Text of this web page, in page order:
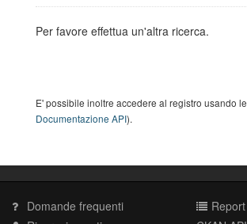
Per favore effettua un'altra ricerca.
E' possibile inoltre accedere al registro usando le
Documentazione API).
Domande frequenti
Report